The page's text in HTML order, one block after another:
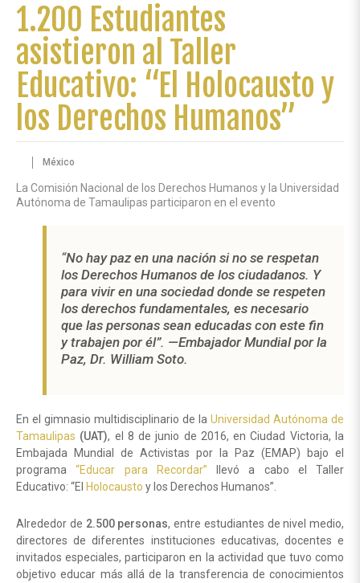
1.200 Estudiantes
asistieron al Taller
Educativo: “El Holocausto y
los Derechos Humanos”
México
La Comisión Nacional de los Derechos Humanos y la Universidad
Autónoma de Tamaulipas participaron en el evento
“No hay paz en una nación si no se respetan
los Derechos Humanos de los ciudadanos. Y
para vivir en una sociedad donde se respeten
los derechos fundamentales, es necesario
que las personas sean educadas con este fin
y trabajen por él”. —Embajador Mundial por la
Paz, Dr. William Soto.
En el gimnasio multidisciplinario de la Universidad Autónoma de
Tamaulipas (UAT), el 8 de junio de 2016, en Ciudad Victoria, la
Embajada Mundial de Activistas por la Paz (EMAP) bajo el
programa“Educar para Recordar” llevó a cabo el Taller
Educativo: “El Holocausto y los Derechos Humanos”.
Alrededor de 2.500 personas, entre estudiantes de nivel medio,
directores de diferentes instituciones educativas, docentes e
invitados especiales, participaron en la actividad que tuvo como
objetivo educar más allá de la transferencia de conocimientos